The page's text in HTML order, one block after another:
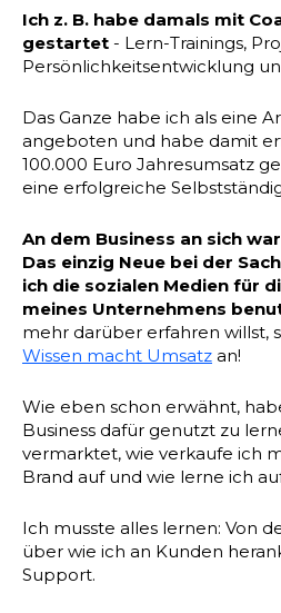
Ich z. B. habe damals mit
gestartet - Lern-Trainings,
Persönlichkeitsentwicklung
Das Ganze habe ich als eine
angeboten und habe damit
100.000 Euro Jahresumsatz
eine erfolgreiche
An dem Business an sich
Das einzig Neue bei der
ich die sozialen Medien für
meines Unternehmens
mehr darüber erfahren willst,
Wissen macht Umsatz an!
Wie eben schon erwähnt,
Business dafür genutzt zu
vermarktet, wie verkaufe ich
Brand auf und wie lerne ich
Ich musste alles lernen: Von
über wie ich an Kunden
Support.